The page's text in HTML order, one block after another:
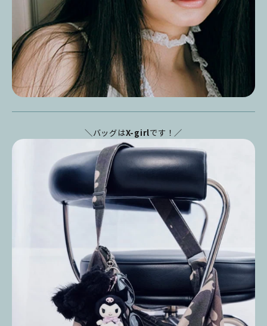
＼バッグはX-girlです！／